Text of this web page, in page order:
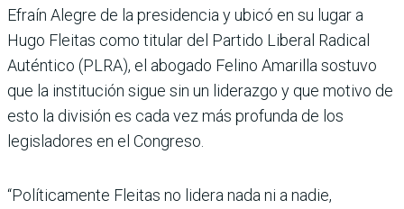
Efraín Alegre de la presi­dencia y ubicó en su lugar a
Hugo Fleitas como titular del Partido Liberal Radi­cal
Auténtico (PLRA), el abogado Felino Amarilla sostuvo
que la institución sigue sin un liderazgo y que motivo de
esto la división es cada vez más profunda de los
legisladores en el Congreso.
“Políticamente Fleitas no lidera nada ni a nadie,